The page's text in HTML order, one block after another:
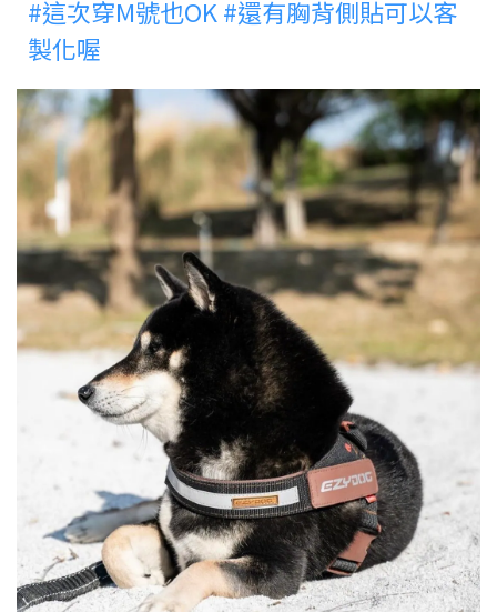
#這次穿M號也OK #還有胸背側貼可以客
製化喔